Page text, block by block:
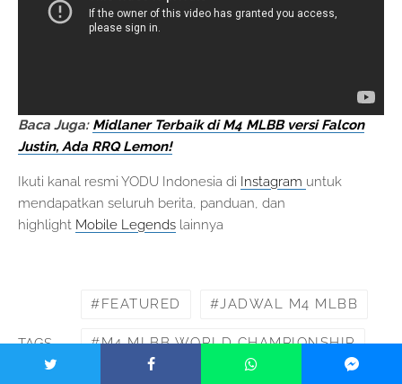
Baca Juga: Midlaner Terbaik di M4 MLBB versi Falcon
Justin, Ada RRQ Lemon!
Ikuti kanal resmi YODU Indonesia di Instagram untuk
mendapatkan seluruh berita, panduan, dan
highlight Mobile Legends lainnya
TAGS
FEATURED JADWAL M4 MLBB
M4 MLBB WORLD CHAMPIONSHIP